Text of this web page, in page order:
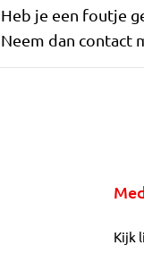
Heb je een foutje
Neem dan contact
Kijk